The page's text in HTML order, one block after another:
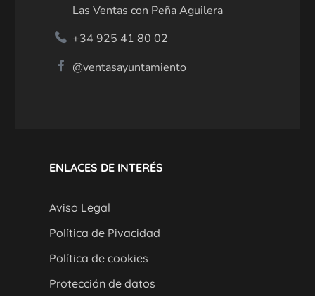
Las Ventas con Peña Aguilera
+34 925 41 80 02
@ventasayuntamiento
ENLACES DE INTERÉS
Aviso Legal
Política de Pivacidad
Política de cookies
Protección de datos